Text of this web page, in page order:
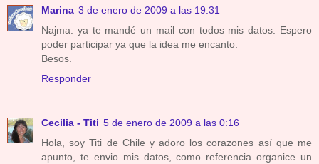
Marina 3 de enero de 2009 a las 19:31
Najma: ya te mandé un mail con todos mis datos. Espero
poder participar ya que la idea me encanto.
Besos.
Responder
Cecilia - Titi 5 de enero de 2009 a las 0:16
Hola, soy Titi de Chile y adoro los corazones así que me
apunto, te envio mis datos, como referencia organice un